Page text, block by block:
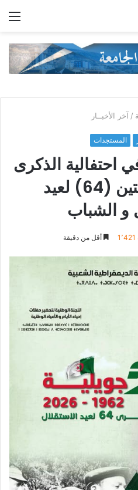
/ آخر الأخبــار
المستجدات
احتفالية الذكرى
الرابعة والستين (64) لعيد
و الشباب
1٬421 أقل من دقيقة